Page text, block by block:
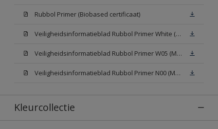
Rubbol Primer (Biobased certificaat)
Veiligheidsinformatieblad Rubbol Primer White (MSDS)
Veiligheidsinformatieblad Rubbol Primer W05 (MSDS)
Veiligheidsinformatieblad Rubbol Primer N00 (MSDS)
Kleurcollectie